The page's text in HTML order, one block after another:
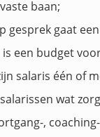
baan;
gesprek gaat
een budget
salaris één of
wat
,